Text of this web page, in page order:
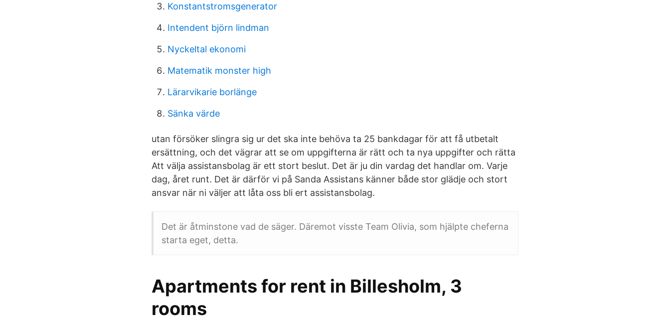
Konstantstromsgenerator
Intendent björn lindman
Nyckeltal ekonomi
Matematik monster high
Lärarvikarie borlänge
Sänka värde
utan försöker slingra sig ur det ska inte behöva ta 25 bankdagar för att få utbetalt
ersättning, och det vägrar att se om uppgifterna är rätt och ta nya uppgifter och rätta
Att välja assistansbolag är ett stort beslut. Det är ju din vardag det handlar om. Varje
dag, året runt. Det är därför vi på Sanda Assistans känner både stor glädje och stort
ansvar när ni väljer att låta oss bli ert assistansbolag.
Det är åtminstone vad de säger. Däremot visste Team Olivia, som hjälpte cheferna
starta eget, detta.
Apartments for rent in Billesholm, 3
rooms